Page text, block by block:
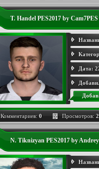
T. Handel PES2017 by Cam7PES
Дата:
Комментариев: 0 Просмотров:
N. Tiknizyan PES2017 by